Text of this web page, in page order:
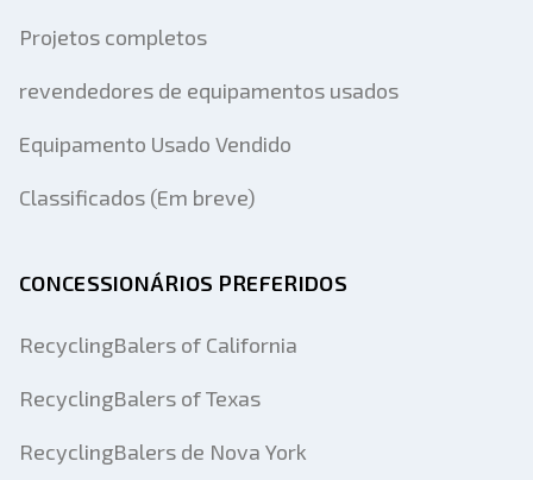
Projetos completos
revendedores de equipamentos usados
Equipamento Usado Vendido
Classificados (Em breve)
CONCESSIONÁRIOS PREFERIDOS
RecyclingBalers of California
RecyclingBalers of Texas
RecyclingBalers de Nova York